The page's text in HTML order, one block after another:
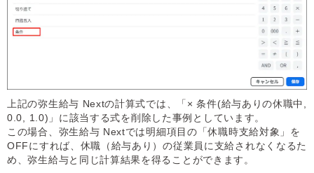
上記の弥生給与 Nextの計算式では、「× 条件(給与ありの休職中,
0.0, 1.0)」に該当する式を削除した事例としています。
この場合、弥生給与 Nextでは明細項目の「休職時支給対象」を
OFFにすれば、休職（給与あり）の従業員に支給されなくなるた
め、弥生給与と同じ計算結果を得ることができます。